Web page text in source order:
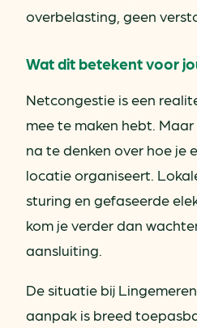
overbelasting, geen
Wat dit betekent voor
Netcongestie is een
mee te maken hebt.
na te denken over hoe je
locatie organiseert.
sturing en gefaseerde
kom je verder dan
aansluiting.
De situatie bij
aanpak is breed